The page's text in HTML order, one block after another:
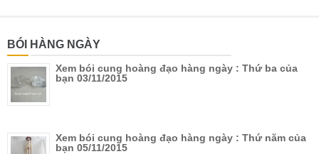
BÓI HÀNG NGÀY
Xem bói cung hoàng đạo hàng ngày : Thứ ba của
bạn 03/11/2015
Xem bói cung hoàng đạo hàng ngày : Thứ năm của
bạn 05/11/2015